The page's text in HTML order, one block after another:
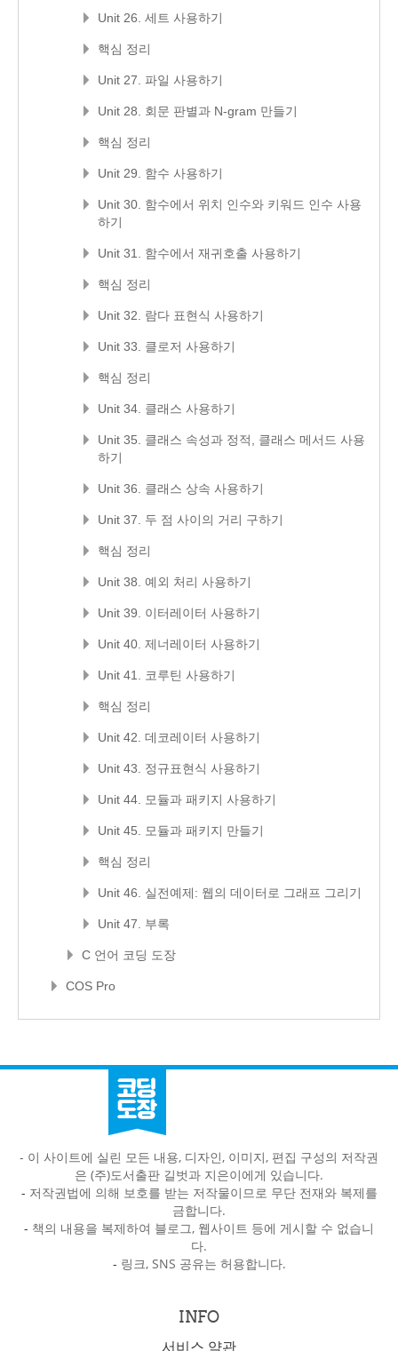
Unit 26. 세트 사용하기
핵심 정리
Unit 27. 파일 사용하기
Unit 28. 회문 판별과 N-gram 만들기
핵심 정리
Unit 29. 함수 사용하기
Unit 30. 함수에서 위치 인수와 키워드 인수 사용
하기
Unit 31. 함수에서 재귀호출 사용하기
핵심 정리
Unit 32. 람다 표현식 사용하기
Unit 33. 클로저 사용하기
핵심 정리
Unit 34. 클래스 사용하기
Unit 35. 클래스 속성과 정적, 클래스 메서드 사용
하기
Unit 36. 클래스 상속 사용하기
Unit 37. 두 점 사이의 거리 구하기
핵심 정리
Unit 38. 예외 처리 사용하기
Unit 39. 이터레이터 사용하기
Unit 40. 제너레이터 사용하기
Unit 41. 코루틴 사용하기
핵심 정리
Unit 42. 데코레이터 사용하기
Unit 43. 정규표현식 사용하기
Unit 44. 모듈과 패키지 사용하기
Unit 45. 모듈과 패키지 만들기
핵심 정리
Unit 46. 실전예제: 웹의 데이터로 그래프 그리기
Unit 47. 부록
C 언어 코딩 도장
COS Pro
- 이 사이트에 실린 모든 내용, 디자인, 이미지, 편집 구성의 저작권
은 (주)도서출판 길벗과 지은이에게 있습니다.
- 저작권법에 의해 보호를 받는 저작물이므로 무단 전재와 복제를
금합니다.
- 책의 내용을 복제하여 블로그, 웹사이트 등에 게시할 수 없습니
다.
- 링크, SNS 공유는 허용합니다.
INFO
서비스 약관